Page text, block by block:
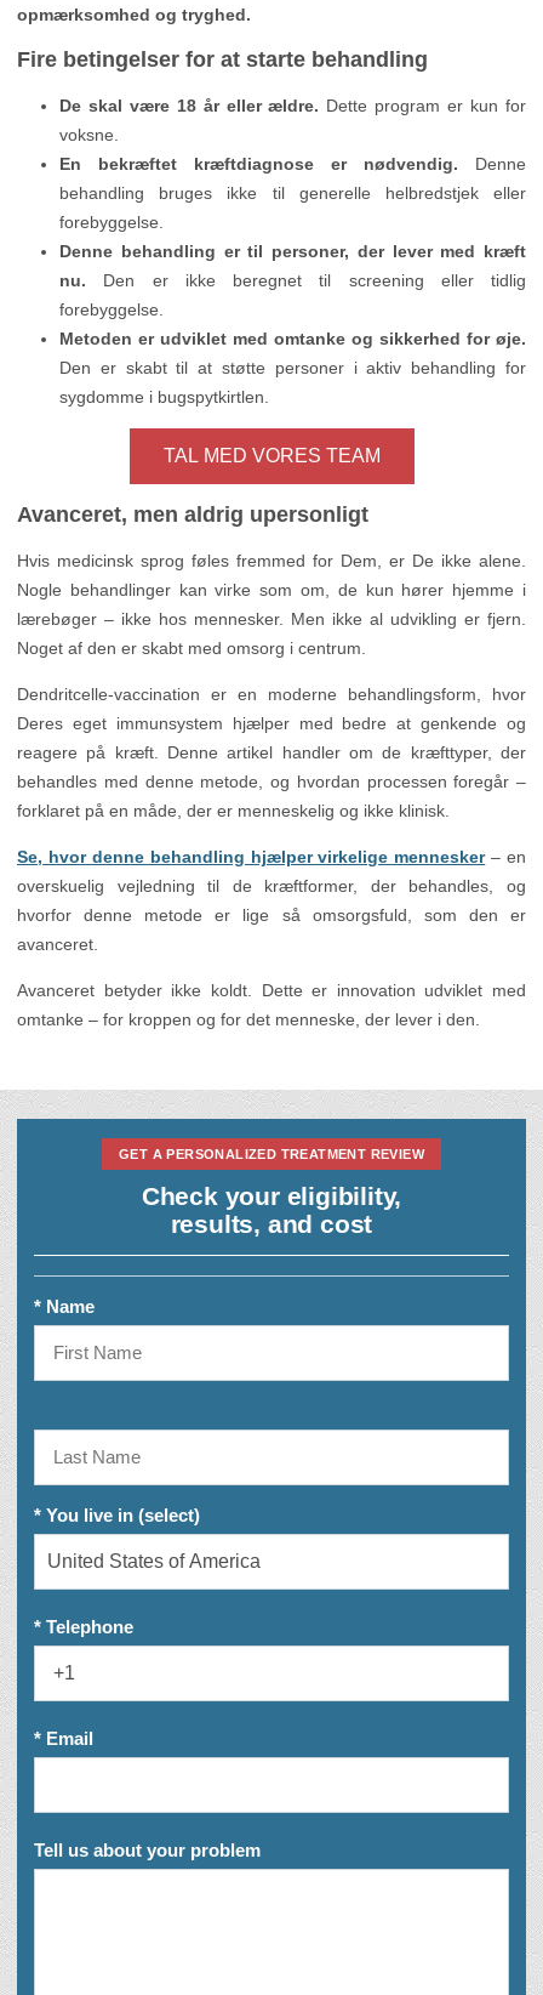
opmærksomhed og tryghed.
Fire betingelser for at starte behandling
De skal være 18 år eller ældre. Dette program er kun for
voksne.
En bekræftet kræftdiagnose er nødvendig. Denne
behandling bruges ikke til generelle helbredstjek eller
forebyggelse.
Denne behandling er til personer, der lever med kræft
nu. Den er ikke beregnet til screening eller tidlig
forebyggelse.
Metoden er udviklet med omtanke og sikkerhed for øje.
Den er skabt til at støtte personer i aktiv behandling for
sygdomme i bugspytkirtlen.
TAL MED VORES TEAM
Avanceret, men aldrig upersonligt
Hvis medicinsk sprog føles fremmed for Dem, er De ikke alene.
Nogle behandlinger kan virke som om, de kun hører hjemme i
lærebøger – ikke hos mennesker. Men ikke al udvikling er fjern.
Noget af den er skabt med omsorg i centrum.
Dendritcelle-vaccination er en moderne behandlingsform, hvor
Deres eget immunsystem hjælper med bedre at genkende og
reagere på kræft. Denne artikel handler om de kræfttyper, der
behandles med denne metode, og hvordan processen foregår –
forklaret på en måde, der er menneskelig og ikke klinisk.
Se, hvor denne behandling hjælper virkelige mennesker– en
overskuelig vejledning til de kræftformer, der behandles, og
hvorfor denne metode er lige så omsorgsfuld, som den er
avanceret.
Avanceret betyder ikke koldt. Dette er innovation udviklet med
omtanke – for kroppen og for det menneske, der lever i den.
GET A PERSONALIZED TREATMENT REVIEW
Check your eligibility,
results, and cost
* Name
* You live in (select)
* Telephone
* Email
Tell us about your problem